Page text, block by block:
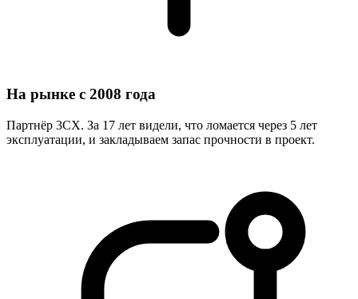
На рынке с 2008 года
Партнёр 3CX. За 17 лет видели, что ломается через 5 лет
эксплуатации, и закладываем запас прочности в проект.